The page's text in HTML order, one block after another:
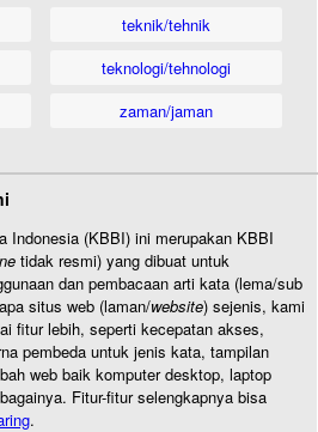
teknik/tehnik
teknologi/tehnologi
zaman/jaman
Indonesia (KBBI) ini merupakan KBBI
tidak resmi) yang dibuat untuk
dan pembacaan arti kata (lema/sub
situs web (laman/website) sejenis, kami
fitur lebih, seperti kecepatan akses,
pembeda untuk jenis kata, tampilan
web baik komputer desktop, laptop
Fitur-fitur selengkapnya bisa
.